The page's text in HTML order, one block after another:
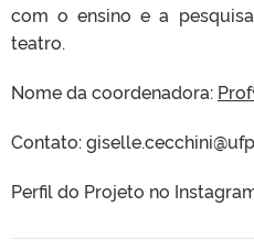
com o ensino e a
teatro.
Nome da coordenadora:
Contato:
Perfil do Projeto no